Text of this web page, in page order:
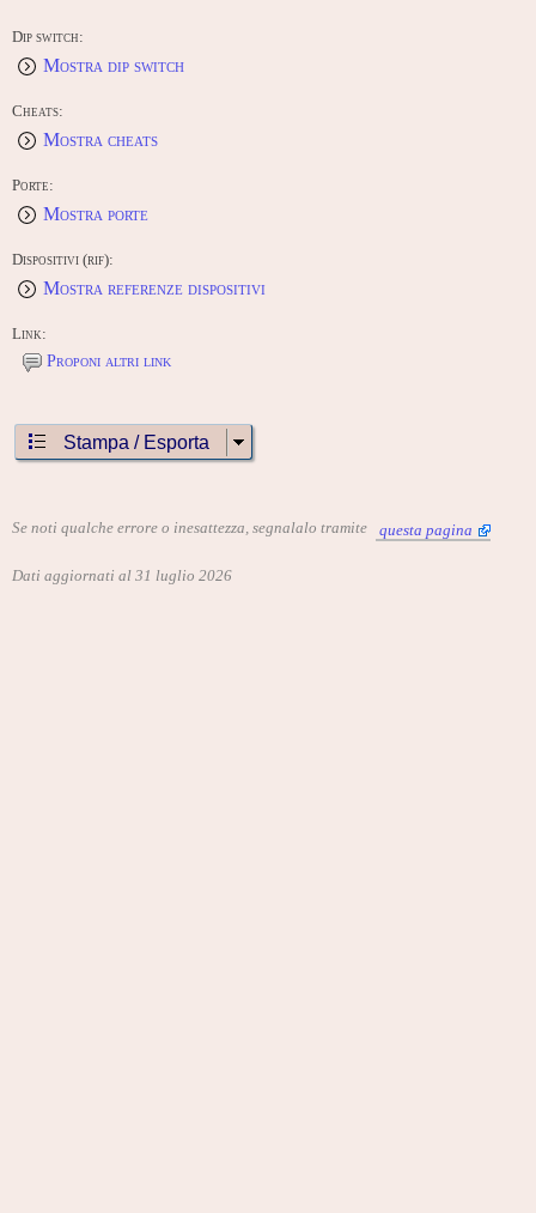
Dip switch:
Mostra dip switch
Cheats:
Mostra cheats
Porte:
Mostra porte
Dispositivi (rif):
Mostra referenze dispositivi
Link:
Proponi altri link
Stampa / Esporta
Se noti qualche errore o inesattezza, segnalalo tramite questa pagina
Dati aggiornati al 31 luglio 2026